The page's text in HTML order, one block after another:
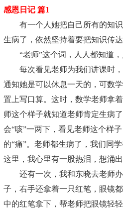
感恩日记 篇1
有一个人她把自己所有的知
生病了，依然坚持着要把知识传
“老师”这个词，人人都知道
每次看见老师为我们讲课时
通知她是可以休息一天的，可数
置上写口算。这时，数学老师拿
师这个样子就知道老师肯定生病
会“咳”一两下，看见老师这个样
的“痛”。老师都生病了，我们同
这里，我心里有一股热泪，想涌
还有一次，我和东晓去老师
子，右手还拿着一只红笔，眼镜
中的红笔拿下，帮老师把眼镜轻